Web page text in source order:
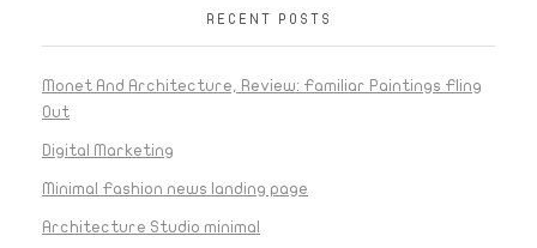
RECENT POSTS
Monet And Architecture, Review: Familiar Paintings Fling
Out
Digital Marketing
Minimal Fashion news landing page
Architecture Studio minimal